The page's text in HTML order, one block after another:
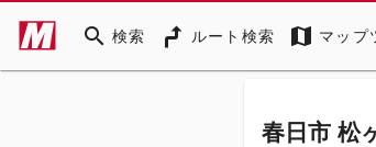
search 検索 ルート検索 map マップ
春日市 松